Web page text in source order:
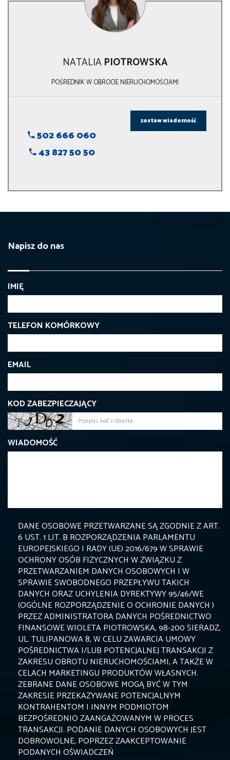
NATALIAPIOTROWSKA
POŚREDNIK W OBROCIE NIERUCHOMOŚCIAMI
502 666 060
43 827 50 50
zostaw wiadomość
Napisz do nas
IMIĘ
TELEFON KOMÓRKOWY
EMAIL
KOD ZABEZPIECZAJĄCY
WIADOMOŚĆ
DANE OSOBOWE PRZETWARZANE SĄ ZGODNIE Z ART.
6 UST. 1 LIT. B ROZPORZĄDZENIA PARLAMENTU
EUROPEJSKIEGO I RADY (UE) 2016/679 W SPRAWIE
OCHRONY OSÓB FIZYCZNYCH W ZWIĄZKU Z
PRZETWARZANIEM DANYCH OSOBOWYCH I W
SPRAWIE SWOBODNEGO PRZEPŁYWU TAKICH
DANYCH ORAZ UCHYLENIA DYREKTYWY 95/46/WE
(OGÓLNE ROZPORZĄDZENIE O OCHRONIE DANYCH )
PRZEZ ADMINISTRATORA DANYCH POŚREDNICTWO
FINANSOWE WIOLETA PIOTROWSKA, 98-200 SIERADZ,
UL. TULIPANOWA 8, W CELU ZAWARCIA UMOWY
POŚREDNICTWA I/LUB POTENCJALNEJ TRANSAKCJI Z
ZAKRESU OBROTU NIERUCHOMOŚCIAMI, A TAKŻE W
CELACH MARKETINGU PRODUKTÓW WŁASNYCH.
ZEBRANE DANE OSOBOWE MOGĄ BYĆ W TYM
ZAKRESIE PRZEKAZYWANE POTENCJALNYM
KONTRAHENTOM I INNYM PODMIOTOM
BEZPOŚREDNIO ZAANGAŻOWANYM W PROCES
TRANSAKCJI. PODANIE DANYCH OSOBOWYCH JEST
DOBROWOLNE, POPRZEZ ZAAKCEPTOWANIE
PODANYCH OŚWIADCZEŃ